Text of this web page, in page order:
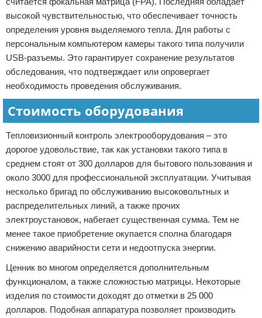
высокой чувствительностью, что обеспечивает точность
определения уровня выделяемого тепла. Для работы с
персональным компьютером камеры такого типа получили
USB-разъемы. Это гарантирует сохранение результатов
обследования, что подтверждает или опровергает
необходимость проведения обслуживания.
Стоимость оборудования
Тепловизионный контроль электрооборудования – это
дорогое удовольствие, так как установки такого типа в
среднем стоят от 300 долларов для бытового пользования и
около 3000 для профессиональной эксплуатации. Учитывая
несколько бригад по обслуживанию высоковольтных и
распределительных линий, а также прочих
электроустановок, набегает существенная сумма. Тем не
менее такое приобретение окупается сполна благодаря
снижению аварийности сети и недоотпуска энергии.
Ценник во многом определяется дополнительным
функционалом, а также сложностью матрицы. Некоторые
изделия по стоимости доходят до отметки в 25 000
долларов. Подобная аппаратура позволяет производить